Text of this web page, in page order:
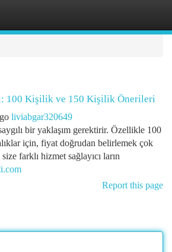
100 Kişilik ve 150 Kişilik Önerileri
liviabgar320649
bir yaklaşım gerektirir. Özellikle 100
için, fiyat doğrudan belirlemek çok
farklı hizmet sağlayıcı ların
Report this page